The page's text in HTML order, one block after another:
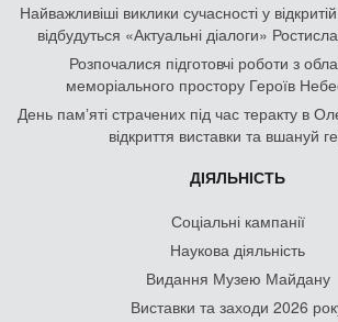
Найважливіші виклики сучасності у
відбудуться «Актуальні діалоги»
Розпочалися підготовчі роботи з
меморіального простору Героїв
День памʼяті страчених під час теракту в
відкриття виставки та вшануй
ДІЯЛЬНІСТЬ
Соціальні кампанії
Наукова діяльність
Видання Музею Майдану
Виставки та заходи 2026